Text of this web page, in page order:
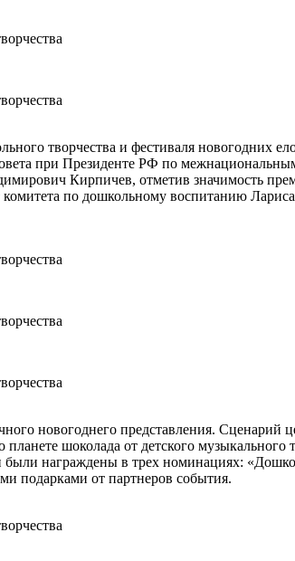
творчества и фестиваля новогодних
при Президенте РФ по
Кирпичев, отметив значимость
по дошкольному воспитанию
новогоднего представления. Сценарий
шоколада от детского
награждены в трех номинациях:
подарками от партнеров события.